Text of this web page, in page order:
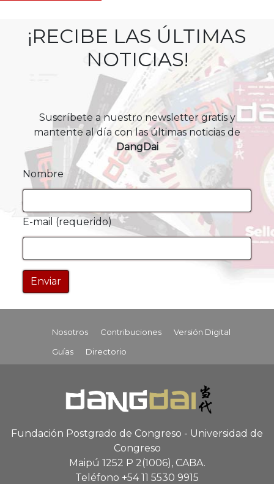
¡RECIBE LAS ÚLTIMAS
NOTICIAS!
Suscríbete a nuestro newsletter gratis y
mantente al día con las últimas noticias de
DangDai
Nombre
E-mail (requerido)
Nosotros Contribuciones
Versión Digital
Guías
Directorio
Fundación Postgrado de Congreso - Universidad de
Congreso
Maipú 1252 P 2 (1006), CABA.
Teléfono +54 11 5530 9915